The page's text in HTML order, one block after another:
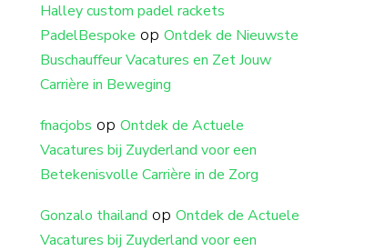
Halley custom padel rackets
PadelBespoke op Ontdek de Nieuwste
Buschauffeur Vacatures en Zet Jouw
Carrière in Beweging
fnacjobs op Ontdek de Actuele
Vacatures bij Zuyderland voor een
Betekenisvolle Carrière in de Zorg
Gonzalo thailand op Ontdek de Actuele
Vacatures bij Zuyderland voor een